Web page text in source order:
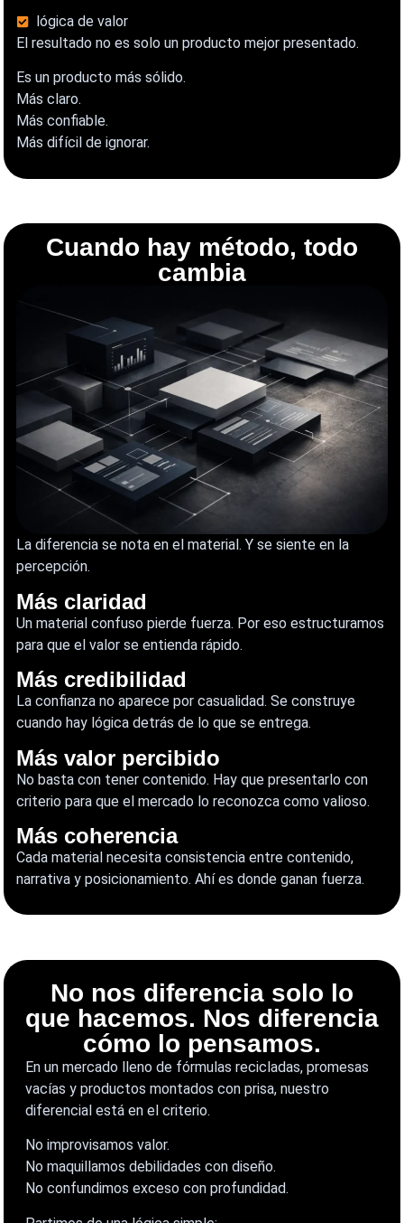
lógica de valor
El resultado no es solo un producto mejor presentado.
Es un producto más sólido.
Más claro.
Más confiable.
Más difícil de ignorar.
Cuando hay método, todo
cambia
La diferencia se nota en el material. Y se siente en la
percepción.
Más claridad
Un material confuso pierde fuerza. Por eso estructuramos
para que el valor se entienda rápido.
Más credibilidad
La confianza no aparece por casualidad. Se construye
cuando hay lógica detrás de lo que se entrega.
Más valor percibido
No basta con tener contenido. Hay que presentarlo con
criterio para que el mercado lo reconozca como valioso.
Más coherencia
Cada material necesita consistencia entre contenido,
narrativa y posicionamiento. Ahí es donde ganan fuerza.
No nos diferencia solo lo
que hacemos. Nos diferencia
cómo lo pensamos.
En un mercado lleno de fórmulas recicladas, promesas
vacías y productos montados con prisa, nuestro
diferencial está en el criterio.
No improvisamos valor.
No maquillamos debilidades con diseño.
No confundimos exceso con profundidad.